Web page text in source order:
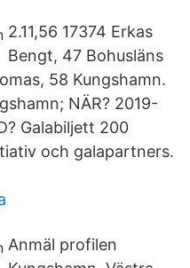
2.11,56 17374 Erkas
Bengt, 47 Bohusläns
58 Kungshamn.
NÄR? 2019-
Galabiljett 200
och galapartners.
Anmäl profilen